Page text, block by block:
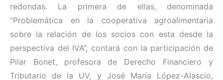
redondas. La primera de ellas, denominada
“Problemática en la cooperativa agroalimentaria
sobre la relación de los socios con esta desde la
perspectiva del IVA”, contará con la participación de
Pilar Bonet, profesora de Derecho Financiero y
Tributario de la UV, y José María López-Alascio,